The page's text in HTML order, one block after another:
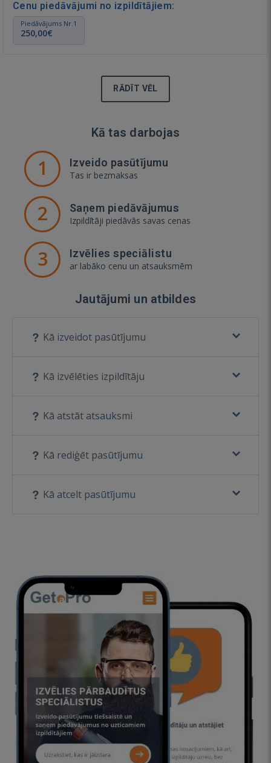
Cenu piedāvājumi no izpildītājiem:
Piedāvājums Nr.1
250,00€
RĀDĪT VĒL
Kā tas darbojas
1 Izveido pasūtījumu
Tas ir bezmaksas
2 Saņem piedāvājumus
Izpildītāji piedāvās savas cenas
3 Izvēlies speciālistu
ar labāko cenu un atsauksmēm
Jautājumi un atbildes
Kā izveidot pasūtījumu
Kā izvēlēties izpildītāju
Kā atstāt atsauksmi
Kā rediģēt pasūtījumu
Kā atcelt pasūtījumu